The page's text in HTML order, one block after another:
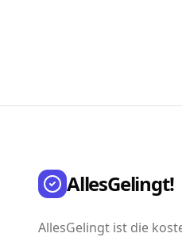
AllesGelingt!
AllesGelingt ist die